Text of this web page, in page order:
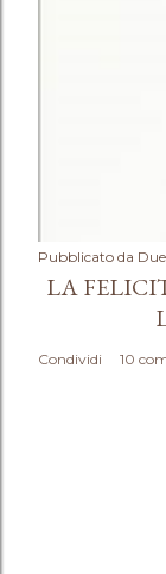
Pubblicato da
LA
Condividi 10